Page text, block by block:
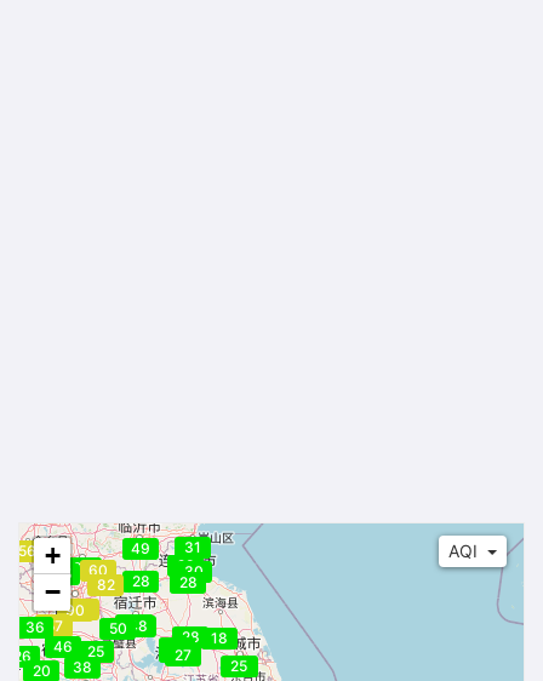
AQI
27
80
49
57 46
50
28
25
46
28
90
28
48
82
38
28
20
18
43
27
50
75 46
60 30
26
25
56
25
36
31
27
45
+
−